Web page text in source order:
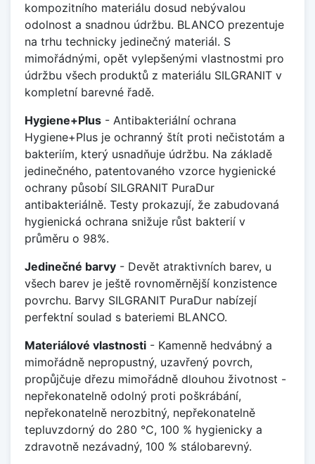
kompozitního materiálu dosud nebývalou
odolnost a snadnou údržbu. BLANCO prezentuje
na trhu technicky jedinečný materiál. S
mimořádnými, opět vylepšenými vlastnostmi pro
údržbu všech produktů z materiálu SILGRANIT v
kompletní barevné řadě.
Hygiene+Plus - Antibakteriální ochrana
Hygiene+Plus je ochranný štít proti nečistotám a
bakteriím, který usnadňuje údržbu. Na základě
jedinečného, patentovaného vzorce hygienické
ochrany působí SILGRANIT PuraDur
antibakteriálně. Testy prokazují, že zabudovaná
hygienická ochrana snižuje růst bakterií v
průměru o 98%.
Jedinečné barvy - Devět atraktivních barev, u
všech barev je ještě rovnoměrnější konzistence
povrchu. Barvy SILGRANIT PuraDur nabízejí
perfektní soulad s bateriemi BLANCO.
Materiálové vlastnosti - Kamenně hedvábný a
mimořádně nepropustný, uzavřený povrch,
propůjčuje dřezu mimořádně dlouhou životnost -
nepřekonatelně odolný proti poškrábání,
nepřekonatelně nerozbitný, nepřekonatelně
tepluvzdorný do 280 °C, 100 % hygienicky a
zdravotně nezávadný, 100 % stálobarevný.